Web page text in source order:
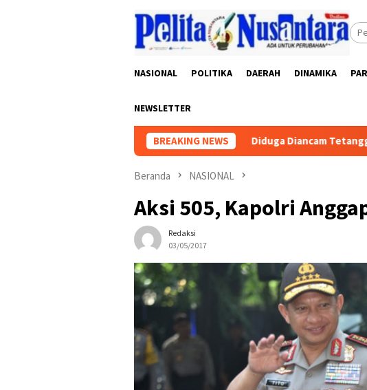
NASIONAL POLITIKA DAERAH DINAMIKA
NEWSLETTER
BREAKING NEWS
Diduga Diancam Tetangga, Pengurus
Beranda NASIONAL
Aksi 505, Kapolri
Redaksi
03/05/2017